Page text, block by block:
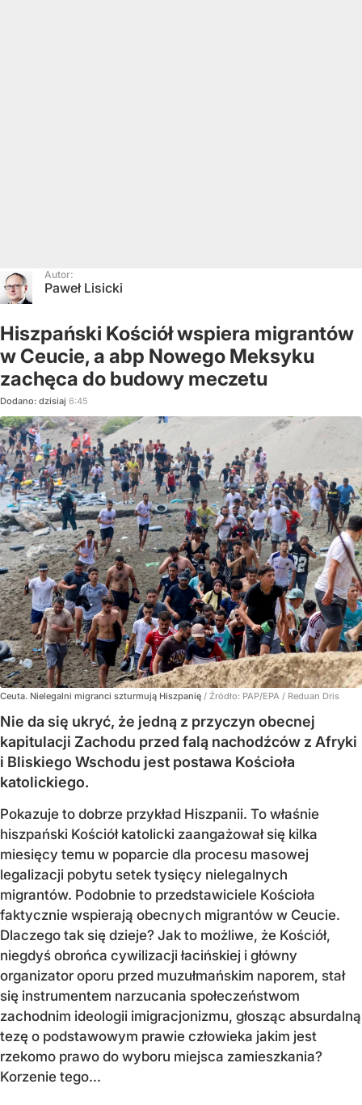
Autor:
Paweł Lisicki
Hiszpański Kościół wspiera migrantów
w Ceucie, a abp Nowego Meksyku
zachęca do budowy meczetu
Dodano: dzisiaj 6:45
Ceuta. Nielegalni migranci szturmują Hiszpanię / Źródło: PAP/EPA / Reduan Dris
Nie da się ukryć, że jedną z przyczyn obecnej
kapitulacji Zachodu przed falą nachodźców z Afryki
i Bliskiego Wschodu jest postawa Kościoła
katolickiego.
Pokazuje to dobrze przykład Hiszpanii. To właśnie
hiszpański Kościół katolicki zaangażował się kilka
miesięcy temu w poparcie dla procesu masowej
legalizacji pobytu setek tysięcy nielegalnych
migrantów. Podobnie to przedstawiciele Kościoła
faktycznie wspierają obecnych migrantów w Ceucie.
Dlaczego tak się dzieje? Jak to możliwe, że Kościół,
niegdyś obrońca cywilizacji łacińskiej i główny
organizator oporu przed muzułmańskim naporem, stał
się instrumentem narzucania społeczeństwom
zachodnim ideologii imigracjonizmu, głosząc absurdalną
tezę o podstawowym prawie człowieka jakim jest
rzekomo prawo do wyboru miejsca zamieszkania?
Korzenie tego...